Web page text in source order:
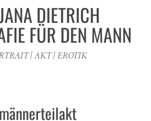
DIETRICH
FÜR DEN MANN
| AKT | EROTIK
männerteilakt